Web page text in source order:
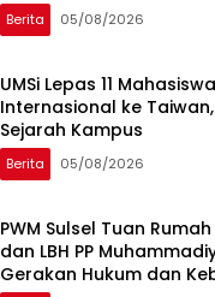
Berita 05/08/2026
UMSi Lepas 11
Internasional ke
Sejarah Kampus
Berita 05/08/2026
PWM Sulsel Tuan Rumah
dan LBH PP
Gerakan Hukum dan